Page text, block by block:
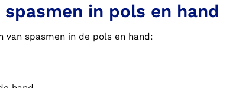
in pols en hand
van spasmen in de pols en hand: